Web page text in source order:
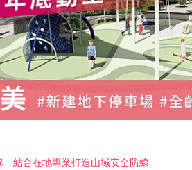
結合在地專業打造山域安全防線